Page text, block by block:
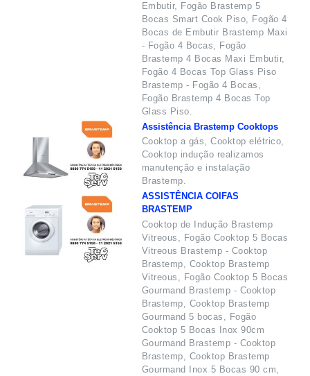
Embutir, Fogão Brastemp 5
Bocas Smart Cook Piso, Fogão 4
Bocas de Embutir Brastemp Maxi
- Fogão 4 Bocas, Fogão
Brastemp 4 Bocas Maxi Embutir,
Fogão 4 Bocas Top Glass Piso
Brastemp - Fogão 4 Bocas,
Fogão Brastemp 4 Bocas Top
Glass Piso.
Assistência Brastemp Cooktops
Cooktop a gás, Cooktop elétrico,
Cooktop indução realizamos
manutenção e instalação
Brastemp.
ASSISTÊNCIA COIFAS
BRASTEMP
Cooktop de Indução Brastemp
Vitreous, Fogão Cooktop 5 Bocas
Vitreous Brastemp - Cooktop
Brastemp, Cooktop Brastemp
Vitreous, Fogão Cooktop 5 Bocas
Gourmand Brastemp - Cooktop
Brastemp, Cooktop Brastemp
Gourmand 5 bocas, Fogão
Cooktop 5 Bocas Inox 90cm
Gourmand Brastemp - Cooktop
Brastemp, Cooktop Brastemp
Gourmand Inox 5 Bocas 90 cm,